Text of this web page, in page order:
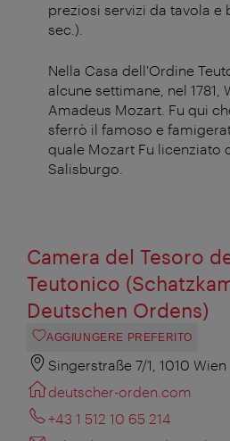
preziosi servizi da tavola e
sec.).
Nella Casa dell'Ordine
alcune settimane, nel 1781,
Amadeus Mozart. Fu qui
sferrò il famoso e
quale Mozart Fu licenziato
Salisburgo.
Camera del Tesoro
Teutonico
Deutschen Ordens)
AGGIUNGERE PREFERITO
Singerstraße 7/1, 1010 Wien
deutscher-orden.com
+43 1 512 10 65 214